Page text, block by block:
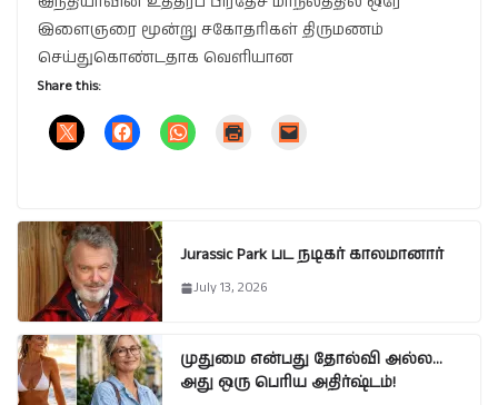
இளைஞரை மூன்று சகோதரிகள் திருமணம்
செய்துகொண்டதாக வெளியான
Share this:
Jurassic Park பட நடிகர் காலமானார்
July 13, 2026
முதுமை என்பது தோல்வி அல்ல…
அது ஒரு பெரிய அதிர்ஷ்டம்!